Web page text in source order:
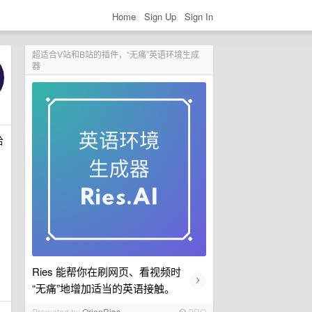
Home Sign Up Sign In
超适合V站和B站的插件，“无痛”英语环境生成
器
Ries 能帮你在刷网页、看视频时
“无痛”地增加适当的英语接触。
›